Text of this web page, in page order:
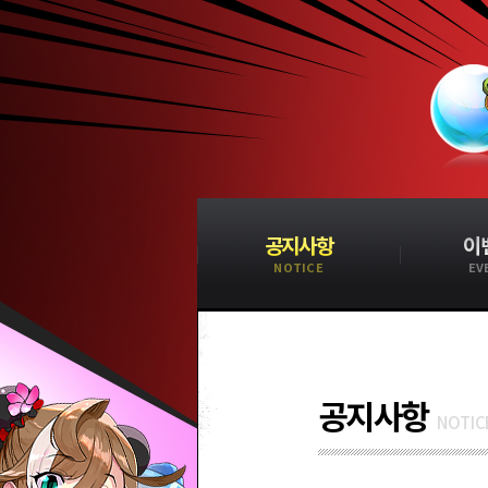
공지사항
NOTICE
이
공지사항